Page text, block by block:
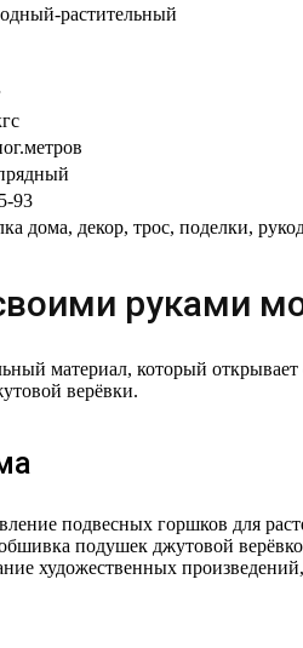
растительный
93
дома, декор, трос, поделки,
руками
материал, который
верёвки.
подвесных горшков для
подушек джутовой
художественных